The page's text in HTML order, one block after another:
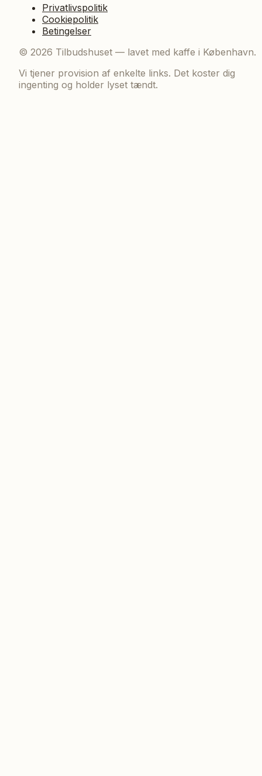
Privatlivspolitik
Cookiepolitik
Betingelser
© 2026 Tilbudshuset — lavet med kaffe i København.
Vi tjener provision af enkelte links. Det koster dig
ingenting og holder lyset tændt.